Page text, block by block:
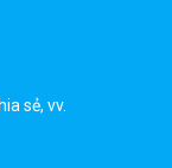
sẻ, vv.